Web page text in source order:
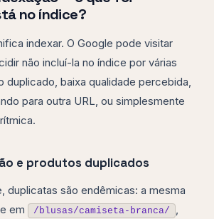
no índice?
indexar. O Google pode visitar
não incluí-la no índice por várias
duplicado, baixa qualidade percebida,
para outra URL, ou simplesmente
e produtos duplicados
duplicatas são endêmicas: a mesma
em
/blusas/camiseta-branca/ ,